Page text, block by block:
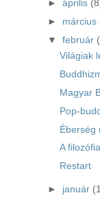
► április
► március
▼ február
Világiak
Magyar
Pop-
Éberség
A
Restart
► január